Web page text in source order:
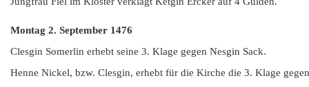
Montag 2. September 1476
Clesgin Somerlin erhebt seine 3. Klage gegen Nesgin Sack.
Henne Nickel, bzw. Clesgin, erhebt für die Kirche die 3. Klage